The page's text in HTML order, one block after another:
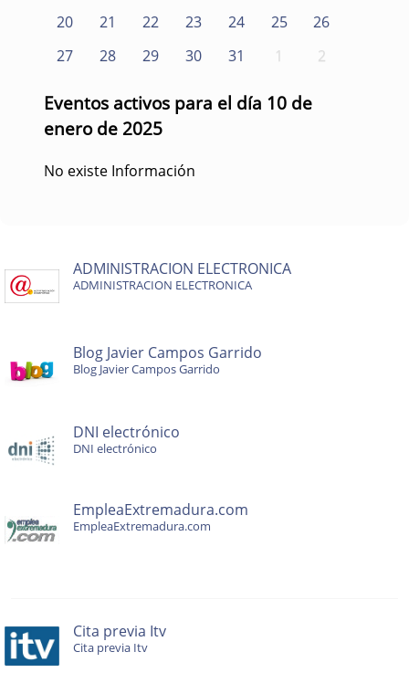
20
21 22 23 24 25
26
27
28 29 30 31 1 2
Eventos activos para el día 10 de
enero de 2025
No existe Información
ADMINISTRACION ELECTRONICA
ADMINISTRACION ELECTRONICA
Blog Javier Campos Garrido
Blog Javier Campos Garrido
DNI electrónico
DNI electrónico
EmpleaExtremadura.com
EmpleaExtremadura.com
Cita previa Itv
Cita previa Itv